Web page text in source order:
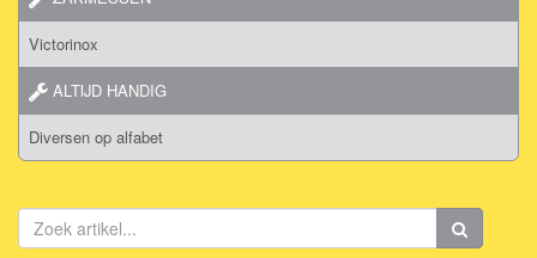
Victorinox
ALTIJD HANDIG
Diversen op alfabet